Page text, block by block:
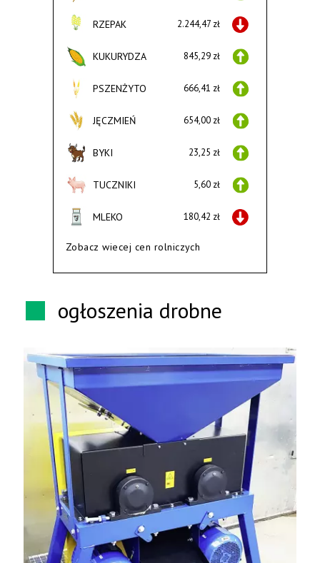
RZEPAK 2.244,47 zł
KUKURYDZA 845,29 zł
PSZENŻYTO 666,41 zł
JĘCZMIEŃ 654,00 zł
BYKI 23,25 zł
TUCZNIKI 5,60 zł
MLEKO 180,42 zł
Zobacz wiecej cen rolniczych
ogłoszenia drobne